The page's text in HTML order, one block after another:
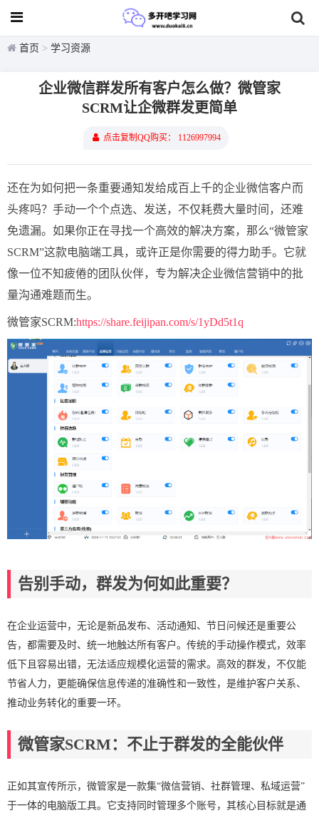
首页 > 学习资源
企业微信群发所有客户怎么做？微管家
SCRM让企微群发更简单
点击复制QQ购买： 1126997994
还在为如何把一条重要通知发给成百上千的企业微信客户而
头疼吗？手动一个个点选、发送，不仅耗费大量时间，还难
免遗漏。如果你正在寻找一个高效的解决方案，那么“微管家
SCRM”这款电脑端工具，或许正是你需要的得力助手。它就
像一位不知疲倦的团队伙伴，专为解决企业微信营销中的批
量沟通难题而生。
微管家SCRM:https://share.feijipan.com/s/1yDd5t1q
告别手动，群发为何如此重要？
在企业运营中，无论是新品发布、活动通知、节日问候还是重要公
告，都需要及时、统一地触达所有客户。传统的手动操作模式，效率
低下且容易出错，无法适应规模化运营的需求。高效的群发，不仅能
节省人力，更能确保信息传递的准确性和一致性，是维护客户关系、
推动业务转化的重要一环。
微管家SCRM：不止于群发的全能伙伴
正如其宣传所示，微管家是一款集“微信营销、社群管理、私域运营”
于一体的电脑版工具。它支持同时管理多个账号，其核心目标就是通